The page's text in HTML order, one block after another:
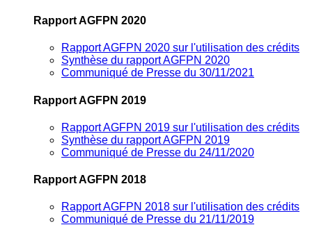
Rapport AGFPN 2020
Rapport AGFPN 2020 sur l'utilisation des crédits
Synthèse du rapport AGFPN 2020
Communiqué de Presse du 30/11/2021
Rapport AGFPN 2019
Rapport AGFPN 2019 sur l'utilisation des crédits
Synthèse du rapport AGFPN 2019
Communiqué de Presse du 24/11/2020
Rapport AGFPN 2018
Rapport AGFPN 2018 sur l'utilisation des crédits
Communiqué de Presse du 21/11/2019